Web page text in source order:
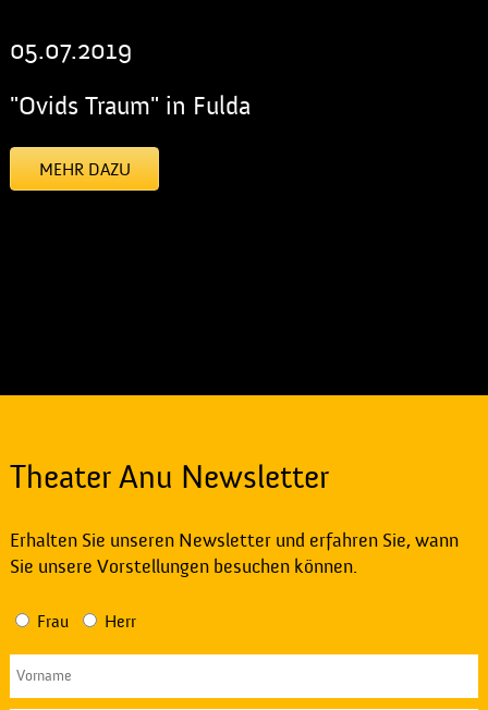
05.07.2019
"Ovids Traum" in Fulda
MEHR DAZU
Theater Anu Newsletter
Erhalten Sie unseren Newsletter und erfahren Sie, wann
Sie unsere Vorstellungen besuchen können.
Frau Herr